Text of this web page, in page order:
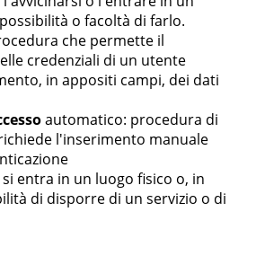
o facoltà di farlo.
che permette il
credenziali di un utente
in appositi campi, dei dati
automatico: procedura di
l'inserimento manuale
entra in un luogo fisico o, in
di disporre di un servizio o di